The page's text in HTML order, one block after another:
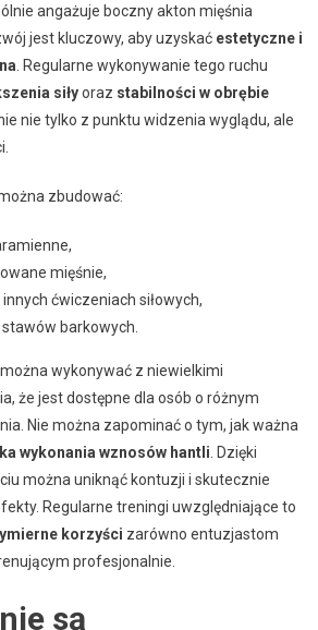
angażuje boczny akton mięśnia
jest kluczowy, aby uzyskać estetyczne i
. Regularne wykonywanie tego ruchu
siłyoraz stabilności w obrębie
nie tylko z punktu widzenia wyglądu, ale
zbudować:
mięśnie,
ćwiczeniach siłowych,
barkowych.
wykonywać z niewielkimi
że jest dostępne dla osób o różnym
Nie można zapominać o tym, jak ważna
wykonania wznosów hantli . Dzięki
można uniknąć kontuzji i skutecznie
Regularne treningi uwzględniające to
korzyści zarówno entuzjastom
profesjonalnie.
są